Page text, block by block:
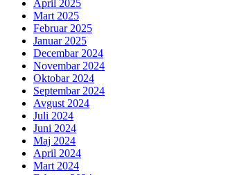
April 2025
Mart 2025
Februar 2025
Januar 2025
Decembar 2024
Novembar 2024
Oktobar 2024
Septembar 2024
Avgust 2024
Juli 2024
Juni 2024
Maj 2024
April 2024
Mart 2024